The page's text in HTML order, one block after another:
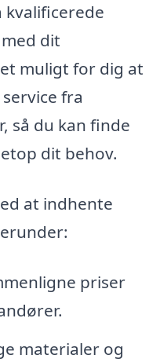
dit
muligt for dig at
fra
så du kan finde
dit behov.
at indhente
priser
materialer og